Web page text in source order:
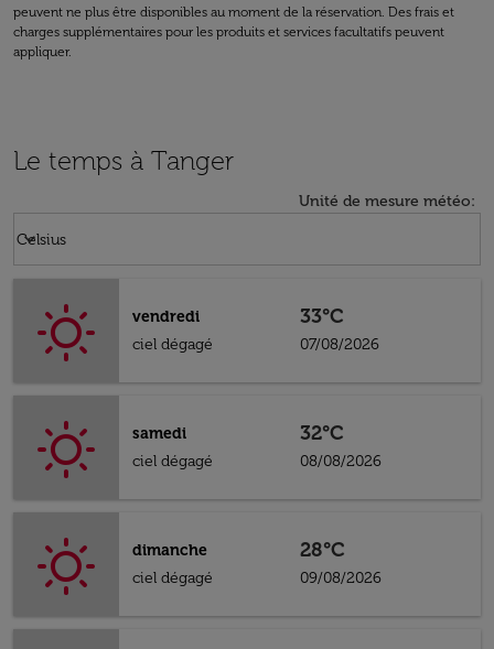
peuvent ne plus être disponibles au moment de la réservation. Des frais et
charges supplémentaires pour les produits et services facultatifs peuvent
appliquer.
Le temps à Tanger
Unité de mesure météo:
Celsius
keyboard_arrow_down
vendredi
ciel dégagé
33°C
07/08/2026
samedi
ciel dégagé
32°C
08/08/2026
dimanche
ciel dégagé
28°C
09/08/2026